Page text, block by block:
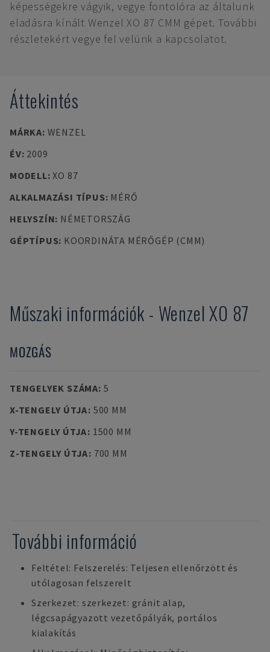
képességekre vágyik, vegye fontolóra az általunk
eladásra kínált Wenzel XO 87 CMM gépet. További
részletekért vegye fel velünk a kapcsolatot.
Áttekintés
MÁRKA: WENZEL
ÉV: 2009
MODELL:XO 87
ALKALMAZÁSI TÍPUS: MÉRŐ
HELYSZÍN: NÉMETORSZÁG
GÉPTÍPUS: KOORDINÁTA MÉRŐGÉP (CMM)
Műszaki információk - WenzelXO 87
MOZGÁS
TENGELYEK SZÁMA: 5
X-TENGELY ÚTJA: 500 MM
Y-TENGELY ÚTJA: 1500 MM
Z-TENGELY ÚTJA: 700 MM
További információ
Feltétel: Felszerelés: Teljesen ellenőrzött és
utólagosan felszerelt
Szerkezet: szerkezet: gránit alap,
légcsapágyazott vezetőpályák, portálos
kialakítás